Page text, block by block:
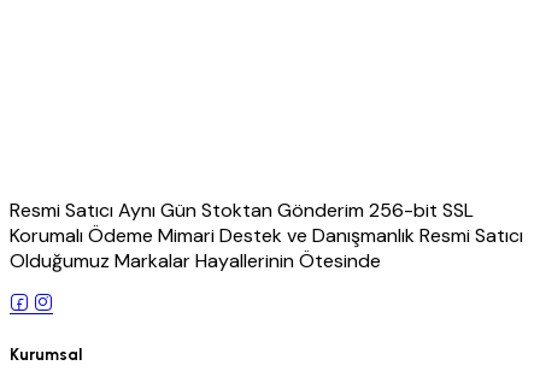
Resmi Satıcı Aynı Gün Stoktan Gönderim 256-bit SSL
Korumalı Ödeme Mimari Destek ve Danışmanlık Resmi Satıcı
Olduğumuz Markalar Hayallerinin Ötesinde
Kurumsal